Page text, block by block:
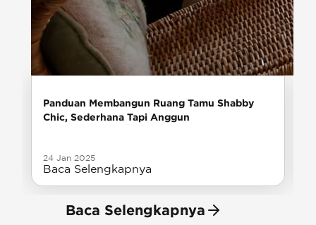
Panduan Membangun Ruang Tamu Shabby
Chic, Sederhana Tapi Anggun
24 Jan 2025
Baca Selengkapnya
Baca Selengkapnya